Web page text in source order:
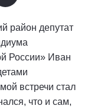
район депутат
России» Иван
встречи стал
что и сам,